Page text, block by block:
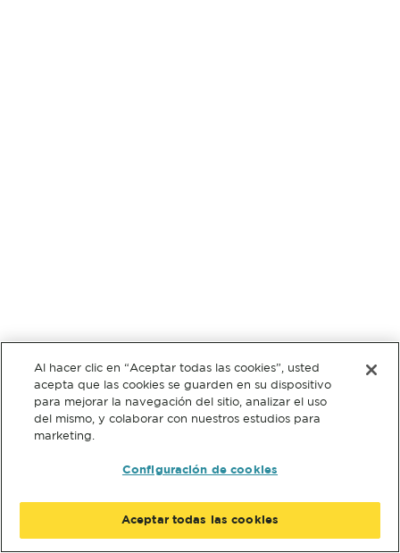
Al hacer clic en “Aceptar todas las cookies”, usted
acepta que las cookies se guarden en su dispositivo
para mejorar la navegación del sitio, analizar el uso
del mismo, y colaborar con nuestros estudios para
marketing.
Configuración de cookies
Aceptar todas las cookies